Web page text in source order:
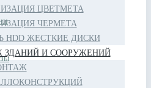
ЦВЕТМЕТА
ЧЕРМЕТА
HDD ЖЕСТКИЕ ДИСКИ
ЗДАНИЙ И СООРУЖЕНИЙ